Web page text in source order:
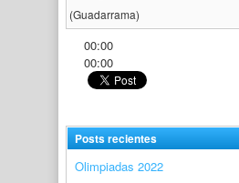
(Guadarrama)
00:00
00:00
Posts recientes
Olimpiadas 2022